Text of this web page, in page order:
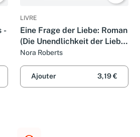
-
LIVRE
Eine Frage der Liebe: Roman
(Die Unendlichkeit der Liebe,
Band 2)
Nora Roberts
Ajouter 3,19 €